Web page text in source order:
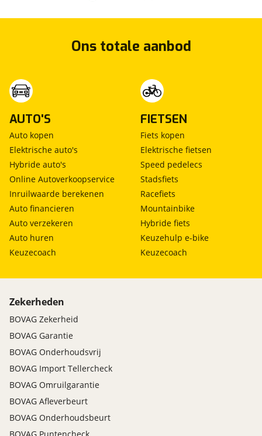
Ons totale aanbod
AUTO'S
Auto kopen
Elektrische auto's
Hybride auto's
Online Autoverkoopservice
Inruilwaarde berekenen
Auto financieren
Auto verzekeren
Auto huren
Keuzecoach
FIETSEN
Fiets kopen
Elektrische fietsen
Speed pedelecs
Stadsfiets
Racefiets
Mountainbike
Hybride fiets
Keuzehulp e-bike
Keuzecoach
Zekerheden
BOVAG Zekerheid
BOVAG Garantie
BOVAG Onderhoudsvrij
BOVAG Import Tellercheck
BOVAG Omruilgarantie
BOVAG Afleverbeurt
BOVAG Onderhoudsbeurt